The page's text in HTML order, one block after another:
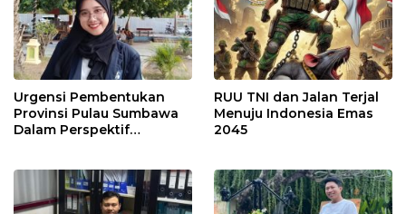
Urgensi Pembentukan
Provinsi Pulau Sumbawa
Dalam Perspektif
RUU TNI dan Jalan Terjal
Menuju Indonesia Emas
2045